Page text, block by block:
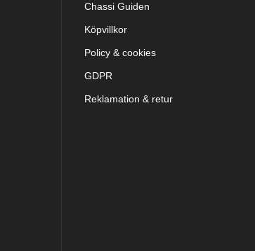
Chassi Guiden
Köpvillkor
Policy & cookies
GDPR
Reklamation & retur